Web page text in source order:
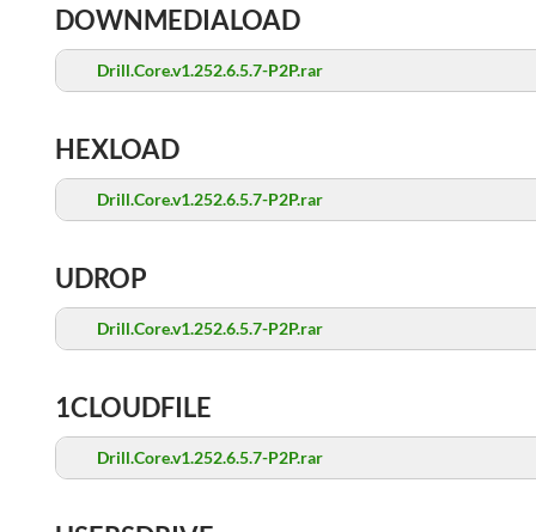
DOWNMEDIALOAD
Drill.Core.v1.252.6.5.7-P2P.rar
HEXLOAD
Drill.Core.v1.252.6.5.7-P2P.rar
UDROP
Drill.Core.v1.252.6.5.7-P2P.rar
1CLOUDFILE
Drill.Core.v1.252.6.5.7-P2P.rar